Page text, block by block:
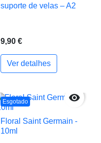
suporte de velas – A2
9,90 €
Ver detalhes
Esgotado 
Floral Saint Germain -
10ml